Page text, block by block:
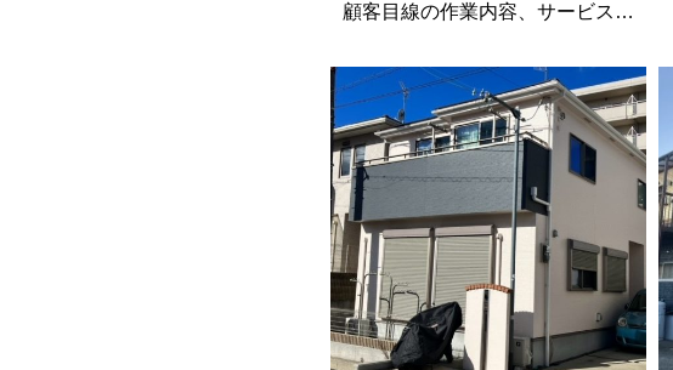
顧客目線の作業内容、サービスに